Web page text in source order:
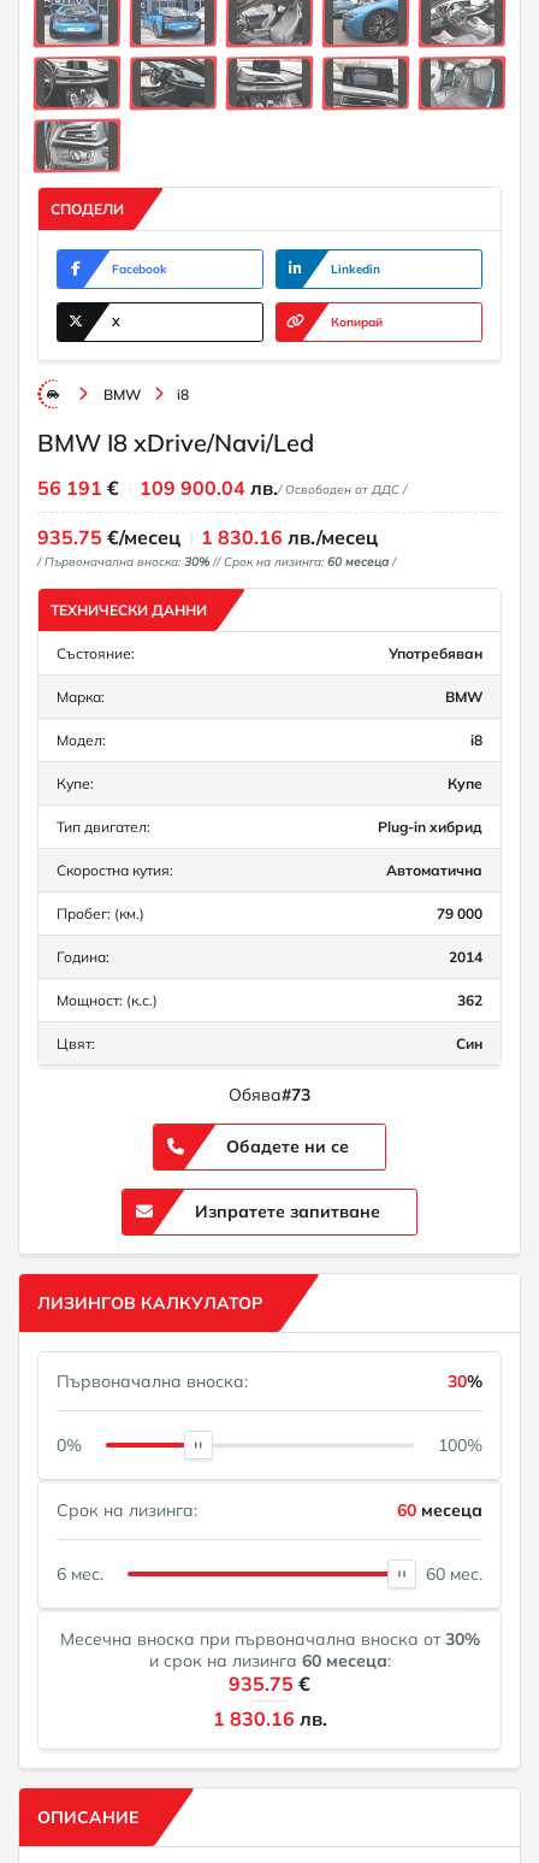
СПОДЕЛИ
Facebook Linkedin
X Копирай
BMW i8
BMW I8 xDrive/Navi/Led
56 191 € 109 900.04 лв./ Освободен от ДДС /
935.75 €/месец 1 830.16 лв./месец
/ Първоначална вноска: 30%// Срок на лизинга: 60 месеца/
ТЕХНИЧЕСКИ ДАННИ
Състояние: Употребяван
Марка: BMW
Модел: i8
Купе: Купе
Тип двигател: Plug-in хибрид
Скоростна кутия: Автоматична
Пробег: (км.) 79 000
Година: 2014
Мощност: (к.с.) 362
Цвят: Син
Обява#73
Обадете ни се
Изпратете запитване
ЛИЗИНГОВ КАЛКУЛАТОР
Първоначална вноска: 30%
0% 100%
Срок на лизинга: 60 месеца
6 мес. 60 мес.
Месечна вноска при първоначална вноска от30%
и срок на лизинга 60месеца:
935.75 €
1 830.16 лв.
ОПИСАНИЕ